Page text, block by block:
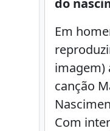
do
Em
imagem)
canção
Com